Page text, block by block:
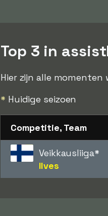
Top 3 in
Hier zijn alle
* Huidige seizoen
Competitie, Team
Veikkausliiga*
Ilves